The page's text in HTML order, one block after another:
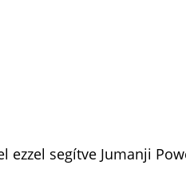
ezzel segítve Jumanji